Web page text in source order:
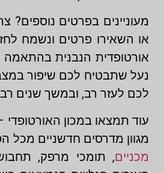
מעוניינים בפרטים
או השאירו פרטים ונשמח
אורטופדית הנבנית בהתאמה
נעל שתבטיח לכם שיפור
לכם לעזר רב, ובמשך שנים
עוד תמצאו במכון האורטופדי
מגוון מדרסים חדשניים מכל
מכניים, תומכי מרפק,